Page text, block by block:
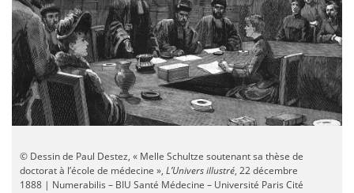
© Dessin de Paul Destez, « Melle Schultze soutenant sa thèse de
doctorat à l’école de médecine », L’Univers illustré, 22 décembre
1888 | Numerabilis – BIU Santé Médecine – Université Paris Cité